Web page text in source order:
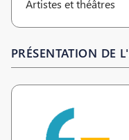
Artistes et théâtres
PRÉSENTATION DE